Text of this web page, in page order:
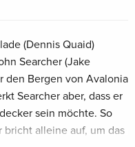
CHF 27.50
CHF 16.50
(Dennis Quaid)
Searcher (Jake
den Bergen von Avalonia
Searcher aber, dass er
sein möchte. So
alleine auf, um das